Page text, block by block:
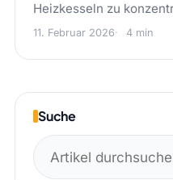
Heizkesseln zu
11. Februar 2026 4 min
Suche
Suchen
nach: